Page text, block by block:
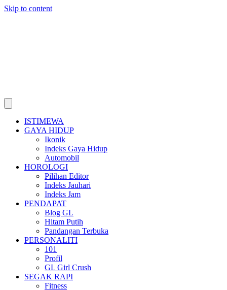
Skip to content
ISTIMEWA
GAYA HIDUP
Ikonik
Indeks Gaya Hidup
Automobil
HOROLOGI
Pilihan Editor
Indeks Jauhari
Indeks Jam
PENDAPAT
Blog GL
Hitam Putih
Pandangan Terbuka
PERSONALITI
101
Profil
GL Girl Crush
SEGAK RAPI
Fitness